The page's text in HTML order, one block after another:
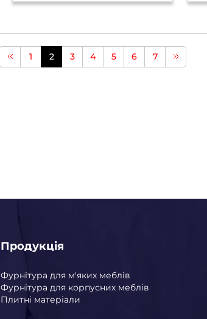
1 2 3 4 5 6 7
Продукція
Фурнітура для м'яких меблів
Фурнітура для корпусних меблів
Плитні матеріали